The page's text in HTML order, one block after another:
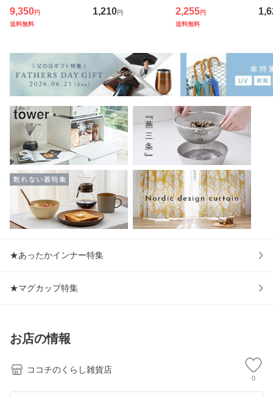
マ 疲労回復 メンズ
夏 半袖シャツ＋7
性 疲れ
9,350円
送料無料
り 小さめ アースカ
ラー スクエアプレ
り皿 ダイエットプ
レート
1,210円
ホルダー スリムス
タンドスライサー7
キャベツスライサ
ー 千
2,255円
送料無料
ー
ス
歩
★あったかインナー特集
★マグカップ特集
お店の情報
ココチのくらし雑貨店
0